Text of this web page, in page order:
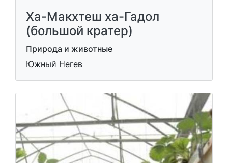
Ха-Макхтеш ха-Гадол
(большой кратер)
Природа и животные
Южный Негев